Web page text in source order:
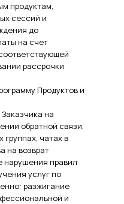
продуктам,
сессий и
до
на счет
рассрочки
Продуктов и
на
обратной связи,
группах, чатах в
на возврат
нарушения правил
услуг по
разжигание
и